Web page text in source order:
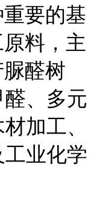
要的基
料，主
醛树
、多元
加工、
业化学